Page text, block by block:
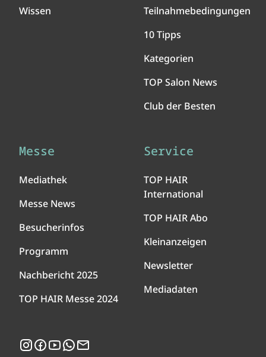
Wissen
Teilnahmebedingungen
10 Tipps
Kategorien
TOP Salon News
Club der Besten
Messe
Mediathek
Messe News
Besucherinfos
Programm
Nachbericht 2025
TOP HAIR Messe 2024
Service
TOP HAIR
International
TOP HAIR Abo
Kleinanzeigen
Newsletter
Mediadaten
Instagram
Facebook
YouTubeWhatsApp